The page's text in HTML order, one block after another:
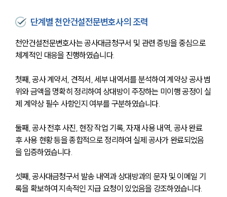
단계별 천안건설전문변호사의 조력
천안건설전문변호사는 공사대금청구서 및 관련 증빙을 중심으로
체계적인 대응을 진행하였습니다.
첫째, 공사 계약서, 견적서, 세부 내역서를 분석하여 계약상 공사 범
위와 금액을 명확히 정리하여 상대방이 주장하는 미이행 공정이 실
제 계약상 필수 사항인지 여부를 구분하였습니다.
둘째, 공사 전후 사진, 현장 작업 기록, 자재 사용 내역, 공사 완료
후 사용 현황 등을 종합적으로 정리하여 실제 공사가 완료되었음
을 입증하였습니다.
셋째, 공사대금청구서 발송 내역과 상대방과의 문자 및 이메일 기
록을 확보하여 지속적인 지급 요청이 있었음을 강조하였습니다.